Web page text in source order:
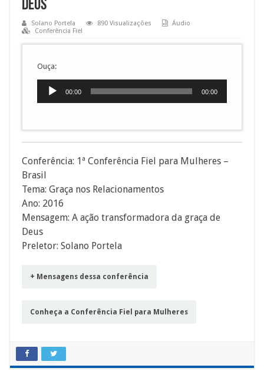
Deus
Solano Portela 890 Visualizações
Áudio
Conferência Fiel
Ouça:
Tocador
00:00 00:00
Conferência: 1ª Conferência Fiel para Mulheres –
Brasil
Tema: Graça nos Relacionamentos
Ano: 2016
Mensagem: A ação transformadora da graça de
Deus
Preletor: Solano Portela
+ Mensagens dessa conferência
Conheça a Conferência Fiel para Mulheres